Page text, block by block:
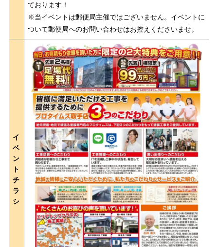
ております！
※当イベントは郵便局主催ではございません。イベントに
ついて郵便局へのお問い合わせはお控えくださいませ。
イ
ベ
ン
ト
チ
ラ
シ